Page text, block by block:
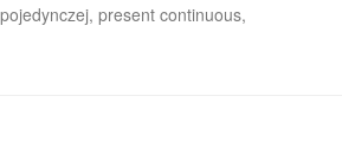
present continuous,